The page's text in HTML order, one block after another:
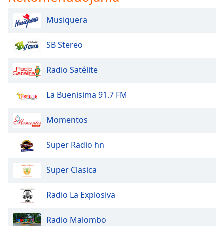
Opacity
Caption
Background
Opacity
Musiquera
SB Stereo
Radio Satélite
La Buenisima 91.7 FM
Momentos
Super Radio hn
Super Clasica
Radio La Explosiva
Radio Malombo